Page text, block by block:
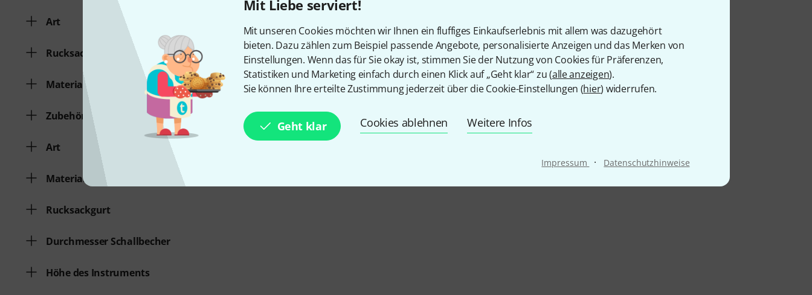
Mit Liebe serviert!
Mit unseren Cookies möchten wir Ihnen ein fluffiges Einkaufserlebnis mit allem was dazugehört
bieten. Dazu zählen zum Beispiel passende Angebote, personalisierte Anzeigen und das Merken von
Einstellungen. Wenn das für Sie okay ist, stimmen Sie der Nutzung von Cookies für Präferenzen,
Statistiken und Marketing einfach durch einen Klick auf „Geht klar“ zu (alle anzeigen).
Sie können Ihre erteilte Zustimmung jederzeit über die Cookie-Einstellungen (hier) widerrufen.
Geht klar Cookies ablehnen Weitere Infos
Impressum · Datenschutzhinweise
Art
Rucksackgurt
Material
Zubehörfach
Art
Material
Rucksackgurt
Durchmesser Schallbecher
Höhe des Instruments